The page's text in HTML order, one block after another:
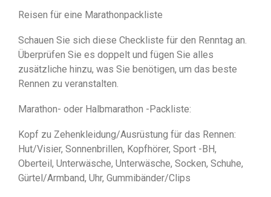
Reisen für eine Marathonpackliste
Schauen Sie sich diese Checkliste für den Renntag an.
Überprüfen Sie es doppelt und fügen Sie alles
zusätzliche hinzu, was Sie benötigen, um das beste
Rennen zu veranstalten.
Marathon- oder Halbmarathon -Packliste:
Kopf zu Zehenkleidung/Ausrüstung für das Rennen:
Hut/Visier, Sonnenbrillen, Kopfhörer, Sport -BH,
Oberteil, Unterwäsche, Unterwäsche, Socken, Schuhe,
Gürtel/Armband, Uhr, Gummibänder/Clips